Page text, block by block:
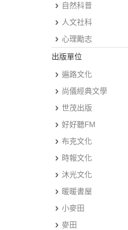
自然科普
人文社科
心理勵志
出版單位
遍路文化
尚儀經典文學
世茂出版
好好聽FM
布克文化
時報文化
沐光文化
暖暖書屋
小麥田
麥田